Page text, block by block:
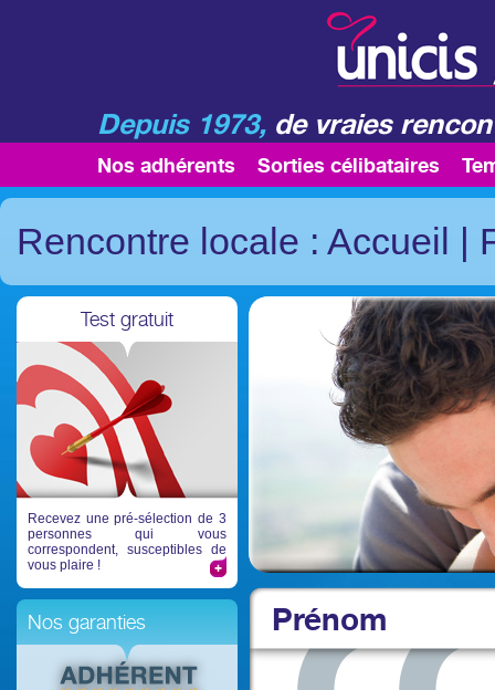
Depuis 1973, de vraies
Nos adhérents Sorties célibataires
Rencontre locale : Accueil |
Test gratuit
Recevez une pré-sélection de 3
personnes qui vous
correspondent, susceptibles de
vous plaire !
Nos garanties Prénom